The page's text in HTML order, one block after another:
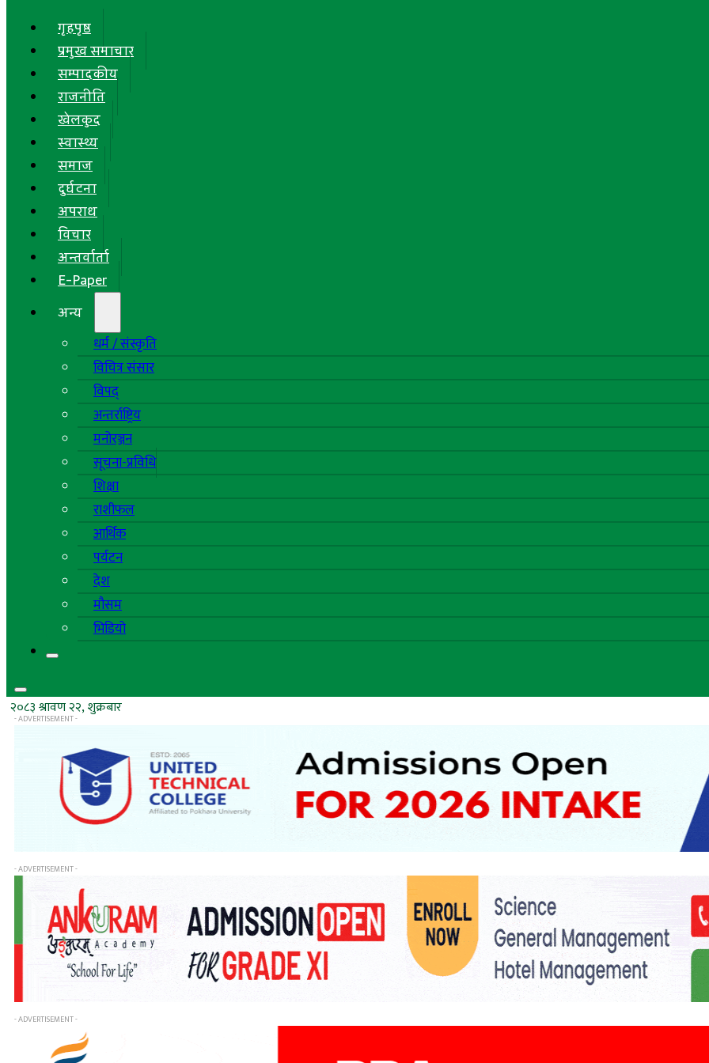
गृहपृष्ठ
प्रमुख समाचार
सम्पादकीय
राजनीति
खेलकुद
स्वास्थ्य
समाज
दुर्घटना
अपराध
विचार
अन्तर्वार्ता
E-Paper
अन्य
धर्म / संस्कृति
विचित्र संसार
विपद्
अन्तर्राष्ट्रिय
मनोरञ्जन
सूचना-प्रविधि
शिक्षा
राशीफल
आर्थिक
पर्यटन
देश
मौसम
भिडियो
२०८३ श्रावण २२, शुक्रबार
- ADVERTISEMENT -
- ADVERTISEMENT -
- ADVERTISEMENT -